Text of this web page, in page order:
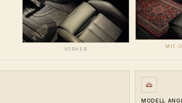
VORHER
MIT
MODELL